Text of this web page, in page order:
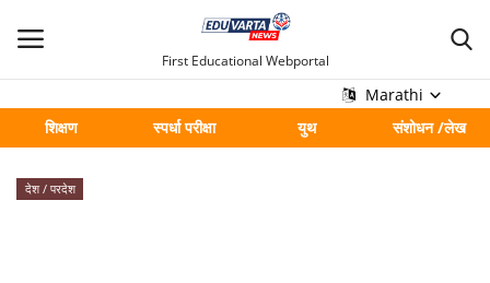
First Educational Webportal
Marathi
शिक्षण
स्पर्धा परीक्षा युथ संशोधन /लेख
मुख्य
Contact
देश / परदेश